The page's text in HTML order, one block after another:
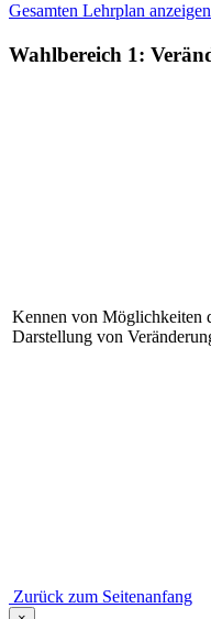
Gesamten Lehrplan anzeigen
Wahlbereich 1:
Kennen von Möglichkeiten
Darstellung von
Zurück zum Seitenanfang